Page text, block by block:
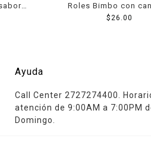
Roles Bimbo con
glaseados 205 g
$ 26.00
Ayuda
Call Center 2727274400.
atención de 9:00AM a 7:00PM
Domingo.